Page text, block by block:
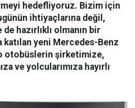
hedefliyoruz. Bizim için
ihtiyaçlarına değil,
hazırlıklı olmanın bir
yeni Mercedes-Benz
otobüslerin şirketimize,
ve yolcularımıza hayırlı